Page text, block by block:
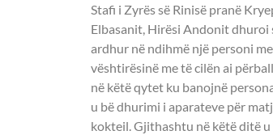
Stafi i Zyrës së Rinisë pranë
Elbasanit, Hirësi Andonit
ardhur në ndihmë një personi
vështirësinë me të cilën ai
në këtë qytet ku banojnë
u bë dhurimi i aparateve për
kokteil. Gjithashtu në këtë ditë